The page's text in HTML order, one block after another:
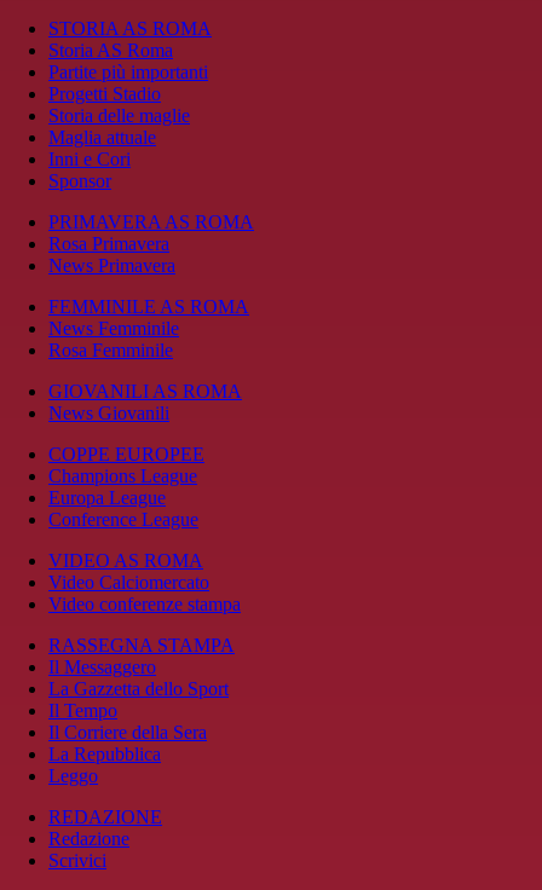
STORIA AS ROMA
Storia AS Roma
Partite più importanti
Progetti Stadio
Storia delle maglie
Maglia attuale
Inni e Cori
Sponsor
PRIMAVERA AS ROMA
Rosa Primavera
News Primavera
FEMMINILE AS ROMA
News Femminile
Rosa Femminile
GIOVANILI AS ROMA
News Giovanili
COPPE EUROPEE
Champions League
Europa League
Conference League
VIDEO AS ROMA
Video Calciomercato
Video conferenze stampa
RASSEGNA STAMPA
Il Messaggero
La Gazzetta dello Sport
Il Tempo
Il Corriere della Sera
La Repubblica
Leggo
REDAZIONE
Redazione
Scrivici